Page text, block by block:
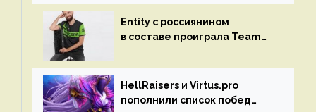
Entity с россиянином
в составе проиграла Team
HellRaisers и Virtus.pro
пополнили список побед